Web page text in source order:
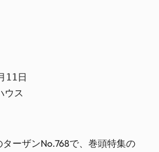
11日
ウス
ターザンNo.768で、巻頭特集の